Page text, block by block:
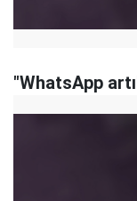
"WhatsApp